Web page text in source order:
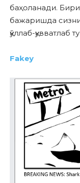
баҳоланади.
бажаришда
қўллаб-қувватлаб
Fakey